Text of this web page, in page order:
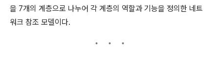
을 7개의 계층으로 나누어 각 계층의 역할과 기능을 정의한 네트
워크 참조 모델이다.